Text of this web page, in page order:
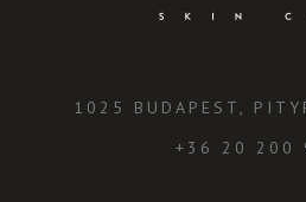
1025 BUDAPEST,
+36 20 200